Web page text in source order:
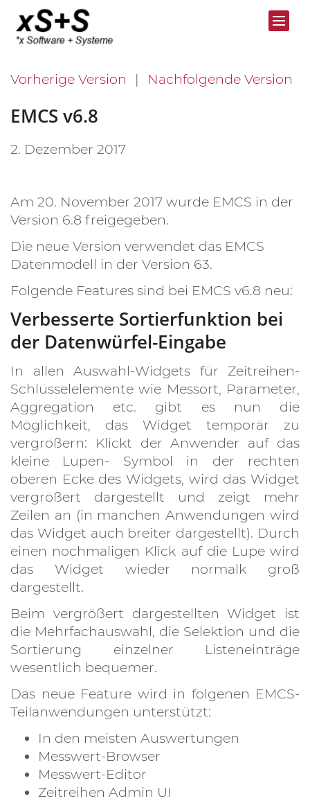
Vorherige Version Nachfolgende Version
EMCS v6.8
2. Dezember 2017
Am 20. November 2017 wurde EMCS in der
Version 6.8 freigegeben.
Die neue Version verwendet das EMCS
Datenmodell in der Version 63.
Folgende Features sind bei EMCS v6.8 neu:
Verbesserte Sortierfunktion bei
der Datenwürfel-Eingabe
In allen Auswahl-Widgets für Zeitreihen-
Schlüsselelemente wie Messort, Parameter,
Aggregation etc. gibt es nun die
Möglichkeit, das Widget temporär zu
vergrößern: Klickt der Anwender auf das
kleine Lupen- Symbol in der rechten
oberen Ecke des Widgets, wird das Widget
vergrößert dargestellt und zeigt mehr
Zeilen an (in manchen Anwendungen wird
das Widget auch breiter dargestellt). Durch
einen nochmaligen Klick auf die Lupe wird
das Widget wieder normalk groß
dargestellt.
Beim vergrößert dargestellten Widget ist
die Mehrfachauswahl, die Selektion und die
Sortierung einzelner Listeneinträge
wesentlich bequemer.
Das neue Feature wird in folgenen EMCS-
Teilanwendungen unterstützt:
In den meisten Auswertungen
Messwert-Browser
Messwert-Editor
Zeitreihen Admin UI